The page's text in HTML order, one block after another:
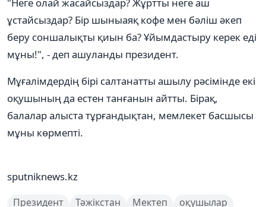
ұстайсыздар? Бір шыныаяқ кофе мен бәліш әкеп
беру соншалықты қиын ба? Ұйымдастыру керек еді
мұны!", - деп ашуланды президент.
Мұғалімдердің бірі салтанатты ашылу рәсімінде екі
оқушының да естен танғанын айтты. Бірақ,
балалар алыста тұрғандықтан, мемлекет басшысы
мұны көрмепті.
sputniknews.kz
Президент Тәжікстан Мектеп
оқушылар